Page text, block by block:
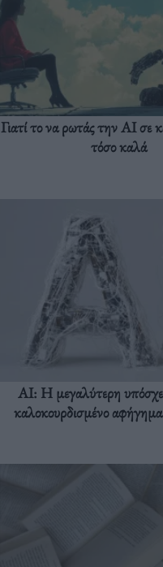
Γιατί το να ρωτάς την AI σε
τόσο καλά
AI: Η μεγαλύτερη
καλοκουρδισμένο